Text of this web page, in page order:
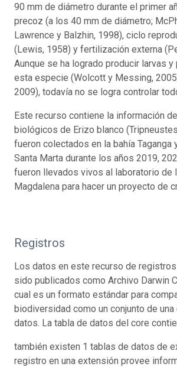
90 mm de diámetro durante el primer
precoz (a los 40 mm de diámetro;
Lawrence y Balzhin, 1998), ciclo
(Lewis, 1958) y fertilización externa
Aunque se ha logrado producir larvas
esta especie (Wolcott y Messing,
2009), todavía no se logra controlar
Este recurso contiene la información
biológicos de Erizo blanco
fueron colectados en la bahía Taganga
Santa Marta durante los años 2019,
fueron llevados vivos al laboratorio de
Magdalena para hacer un proyecto de
Registros
Los datos en este recurso de
sido publicados como Archivo Darwin
cual es un formato estándar para
biodiversidad como un conjunto de
datos. La tabla de datos del core
también existen 1 tablas de datos de
registro en una extensión provee